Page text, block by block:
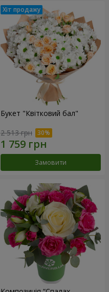
Букет "Квітковий бал"
2 513 грн
Замовити